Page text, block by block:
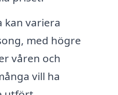
kan variera
med högre
våren och
vill ha